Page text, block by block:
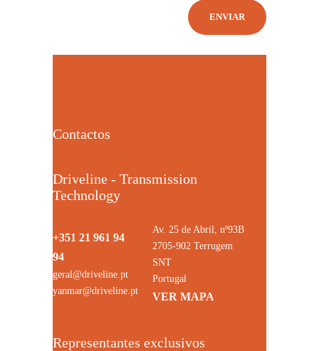
Contactos
Driveline - Transmission
Technology
+351 21 961 94
94
geral@driveline.pt
yanmar@driveline.pt
Av. 25 de Abril, nº93B
2705-902 Terrugem
SNT
Portugal
VER MAPA
Representantes exclusivos